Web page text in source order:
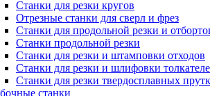
Станки для резки кругов
Отрезные станки для сверл и фрез
Станки для продольной резки и
Станки продольной резки
Станки для резки и штамповки отходов
Станки для резки и шлифовки
Станки для резки твердосплавных
станки